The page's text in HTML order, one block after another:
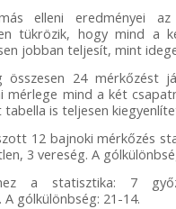
elleni eredményei
tükrözik, hogy mind a
jobban teljesít, mint
összesen 24 mérkőzést
mérlege mind a két
is teljesen
12 bajnoki mérkőzés
3 vereség. A
a statisztika: 7
gólkülönbség: 21-14.